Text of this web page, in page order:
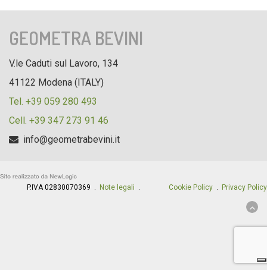
GEOMETRA BEVINI
V.le Caduti sul Lavoro, 134
41122 Modena (ITALY)
Tel. +39 059 280 493
Cell. +39 347 273 91 46
info@geometrabevini.it
P.IVA 02830070369 . Note legali . Cookie Policy . Privacy Policy